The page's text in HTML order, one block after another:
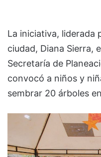
La iniciativa, liderada
ciudad, Diana Sierra,
Secretaría de
convocó a niños y
sembrar 20 árboles